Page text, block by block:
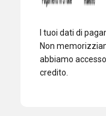
quantità
I tuoi dati di
Non
abbiamo
credito.